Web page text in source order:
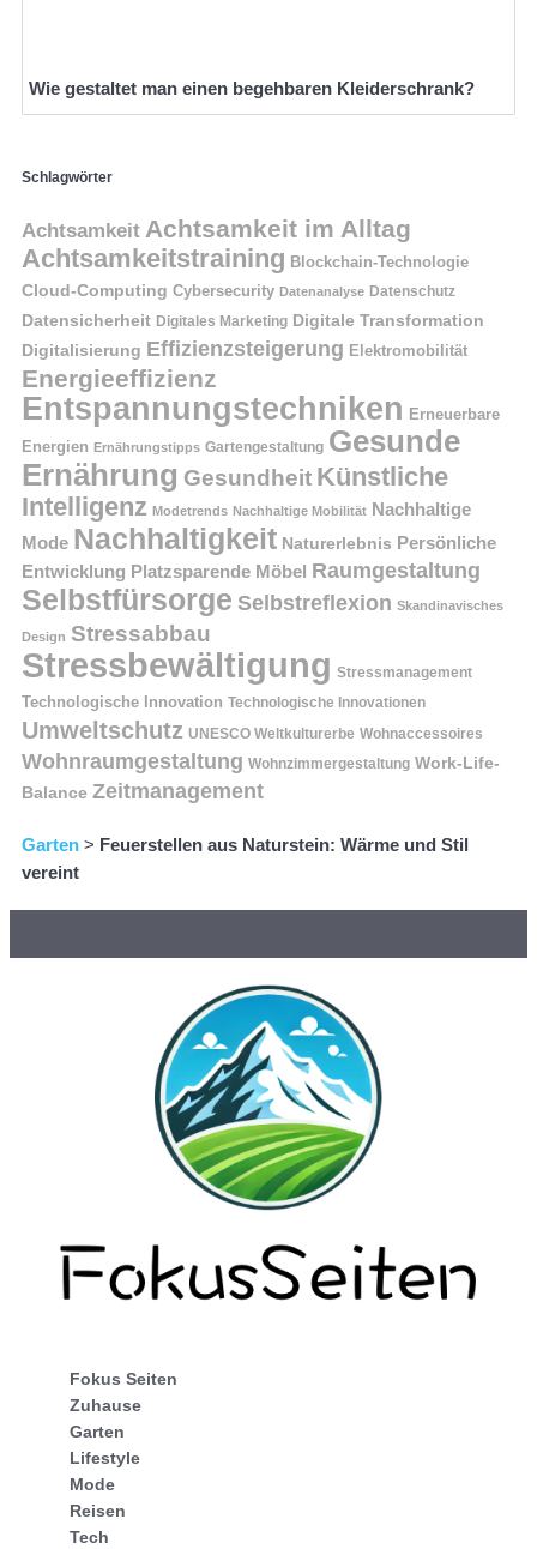
Wie gestaltet man einen begehbaren Kleiderschrank?
Schlagwörter
Achtsamkeit Achtsamkeit im Alltag
Achtsamkeitstraining Blockchain-Technologie
Cloud-Computing Cybersecurity Datenanalyse Datenschutz
Datensicherheit Digitales Marketing Digitale Transformation
Digitalisierung Effizienzsteigerung Elektromobilität
Energieeffizienz
Entspannungstechniken Erneuerbare
Energien Ernährungstipps Gartengestaltung Gesunde
Ernährung Gesundheit Künstliche
Intelligenz Modetrends Nachhaltige Mobilität Nachhaltige
Mode Nachhaltigkeit Naturerlebnis Persönliche
Entwicklung Platzsparende Möbel Raumgestaltung
Selbstfürsorge Selbstreflexion Skandinavisches
Design Stressabbau
Stressbewältigung Stressmanagement
Technologische Innovation Technologische Innovationen
Umweltschutz UNESCO Weltkulturerbe Wohnaccessoires
Wohnraumgestaltung Wohnzimmergestaltung Work-Life-
Balance Zeitmanagement
Garten > Feuerstellen aus Naturstein: Wärme und Stil
vereint
Fokus Seiten
Zuhause
Garten
Lifestyle
Mode
Reisen
Tech